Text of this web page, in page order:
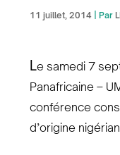
11 juillet, 2014 | Par
Le samedi 7
Panafricaine –
conférence
d’origine